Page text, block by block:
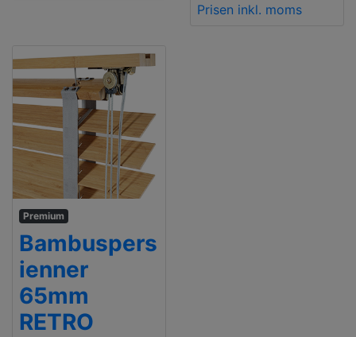
Prisen inkl. moms
Premium
Bambuspers
ienner
65mm
RETRO